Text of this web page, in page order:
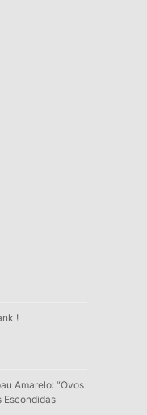
!
Amarelo: “Ovos
Escondidas